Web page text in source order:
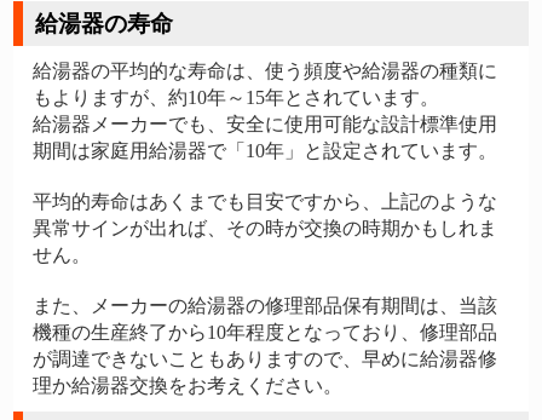
給湯器の寿命
給湯器の平均的な寿命は、使う頻度や給湯器の種類に
もよりますが、約10年～15年とされています。
給湯器メーカーでも、安全に使用可能な設計標準使用
期間は家庭用給湯器で「10年」と設定されています。
平均的寿命はあくまでも目安ですから、上記のような
異常サインが出れば、その時が交換の時期かもしれま
せん。
また、メーカーの給湯器の修理部品保有期間は、当該
機種の生産終了から10年程度となっており、修理部品
が調達できないこともありますので、早めに給湯器修
理か給湯器交換をお考えください。